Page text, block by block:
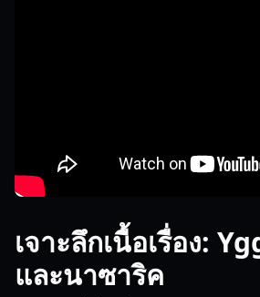
เจาะลึกเนื้อเรื่อง:
และนาซาริค